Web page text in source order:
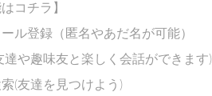
コチラ】
ール登録（匿名やあだ名が可能）
達や趣味友と楽しく会話ができます)
索(友達を見つけよう)